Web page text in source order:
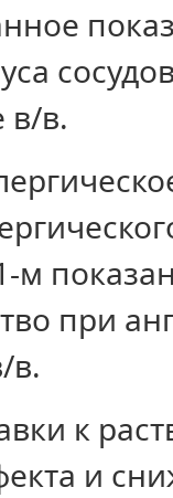
в/в.
м
при
в.
к
и